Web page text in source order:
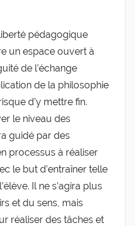
pédagogique
un espace ouvert à
de l’échange
de la philosophie
d’y mettre fin.
le niveau des
guidé par des
processus à réaliser
le but d’entraîner telle
Il ne s’agira plus
et du sens, mais
réaliser des tâches et